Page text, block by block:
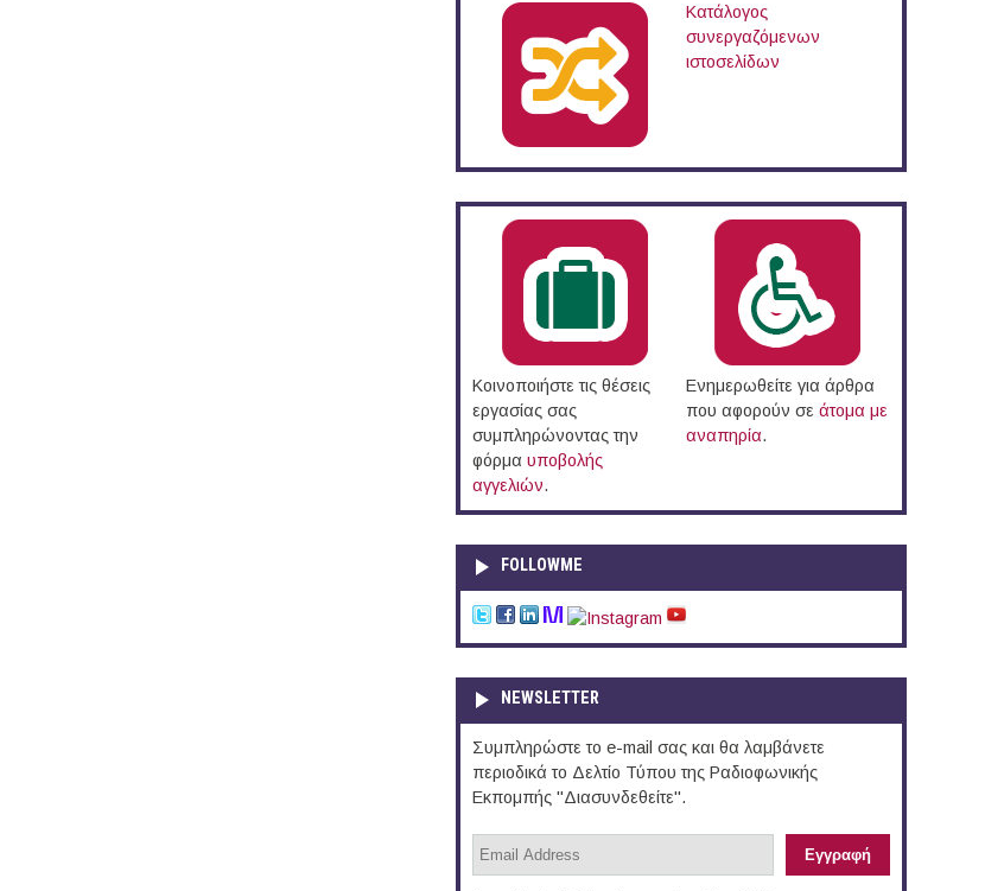
Κατάλογος
συνεργαζόμενων
ιστοσελίδων
Κοινοποιήστε τις θέσεις
εργασίας σας
συμπληρώνοντας την
φόρμα υποβολής
αγγελιών.
Ενημερωθείτε για άρθρα
που αφορούν σε άτομα με
αναπηρία.
FOLLOWME
NEWSLETTER
Συμπληρώστε το e-mail σας και θα λαμβάνετε
περιοδικά το Δελτίο Τύπου της Ραδιοφωνικής
Εκπομπής "Διασυνδεθείτε".